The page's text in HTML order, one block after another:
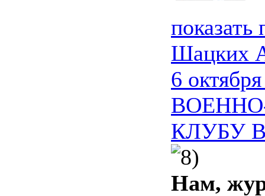
Шацких
6
КЛУБУ
Нам,